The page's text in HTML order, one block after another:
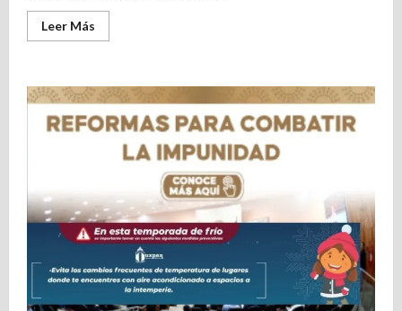
Leer Más
más
llenos
durante
los
masivos
Ostión